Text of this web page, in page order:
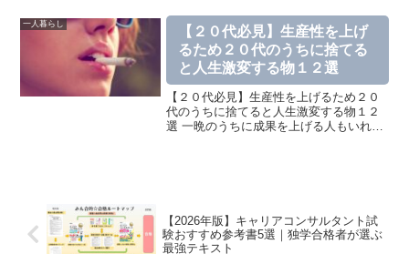
一人暮らし
【２０代必見】生産性を上げ
るため２０代のうちに捨てる
と人生激変する物１２選
【２０代必見】生産性を上げるため２０
代のうちに捨てると人生激変する物１２
選 一晩のうちに成果を上げる人もいれ
【2026年版】キャリアコンサルタント試
験おすすめ参考書5選｜独学合格者が選ぶ
最強テキスト